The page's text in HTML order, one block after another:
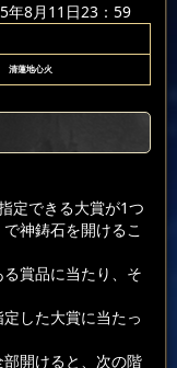
年8月11日23：59
清蓮地心火
定できる大賞が1つ
神鋳石を開けるこ
賞品に当たり、そ
した大賞に当たっ
開けると、次の階